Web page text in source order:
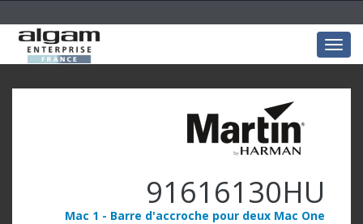
91616130HU
Mac 1 - Barre d'accroche pour deux Mac One